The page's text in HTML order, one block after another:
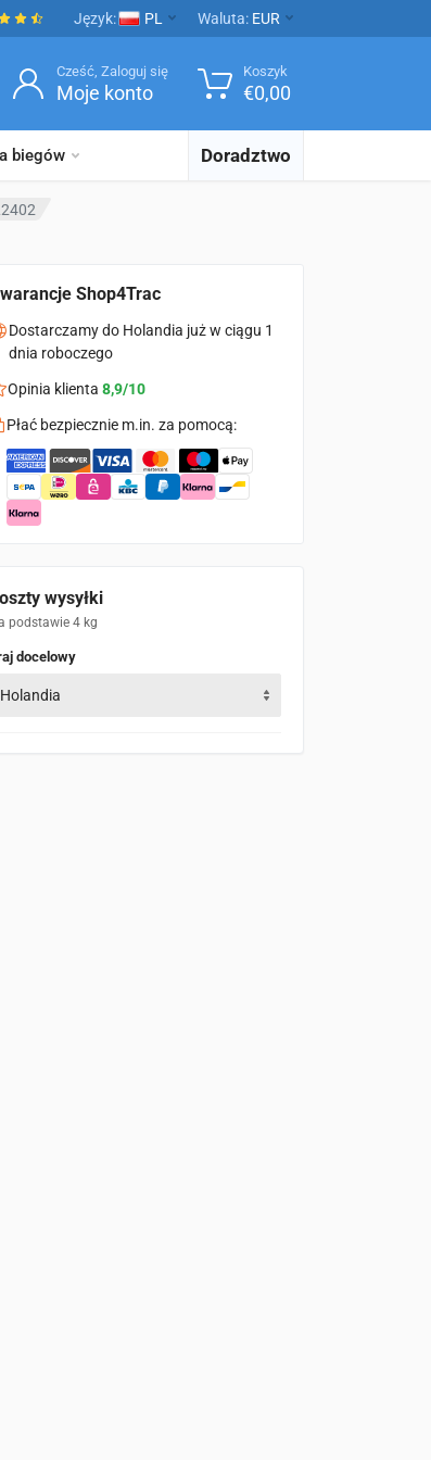
Język: PL Waluta: EUR
biegów Doradztwo
Cześć, Zaloguj się
Moje konto
Koszyk
€0,00
Shop4Trac
Dostarczamy do Holandia już w ciągu 1
dnia roboczego
Opinia klienta 8,9/10
Płać bezpiecznie m.in. za pomocą:
wysyłki
podstawie 4 kg
docelowy
Holandia